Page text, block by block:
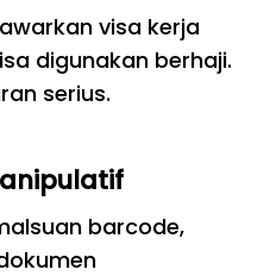
visa kerja
digunakan berhaji.
serius.
barcode,